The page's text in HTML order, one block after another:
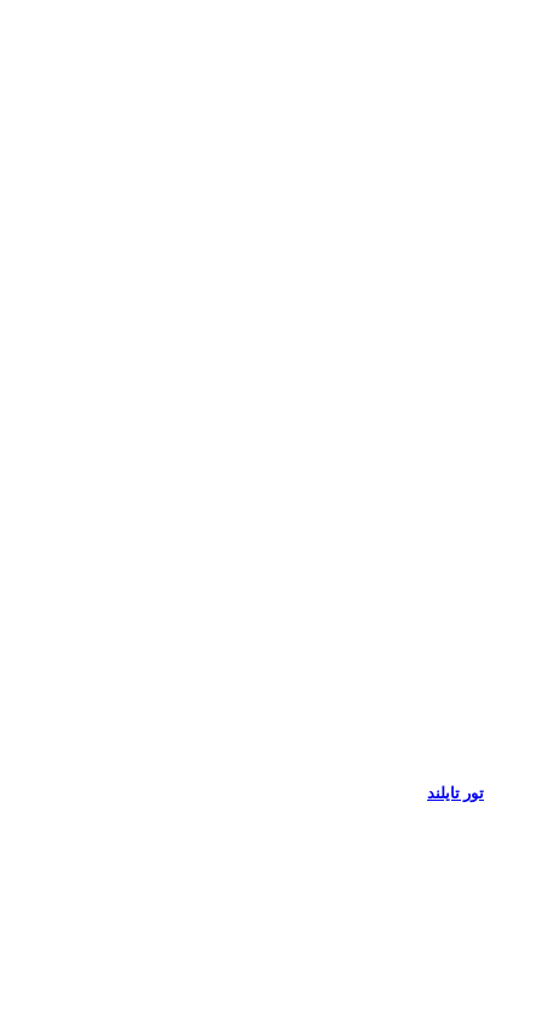
تور تایلند